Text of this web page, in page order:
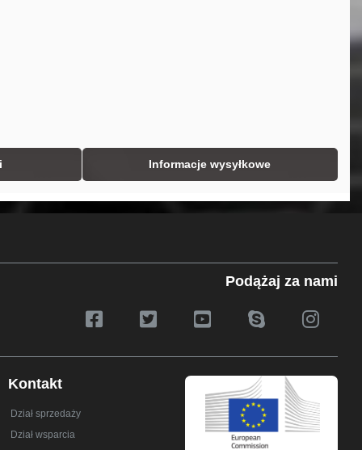
Informacje wysyłkowe
Podążaj za nami
Kontakt
Dział sprzedaży
Dział wsparcia